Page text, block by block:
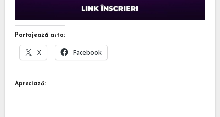
Partajează asta:
X Facebook
Apreciază: